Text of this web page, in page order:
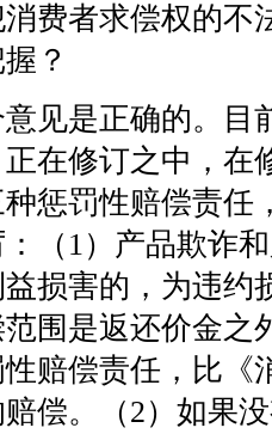
费者求偿权的不
？
是正确的。目
在修订之中，在
惩罚性赔偿责任
（1）产品欺诈
损害的，为违约
围是返还价金之
赔偿责任，比《
偿。（2）如果